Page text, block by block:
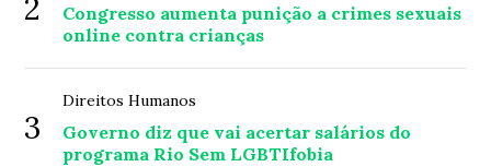
2
Congresso aumenta punição a crimes sexuais
online contra crianças
3
Direitos Humanos
Governo diz que vai acertar salários do
programa Rio Sem LGBTIfobia